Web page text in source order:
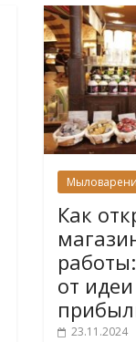
Как
от
23.11.2024